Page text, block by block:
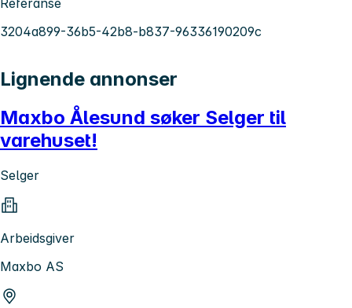
3204a899-36b5-42b8-b837-96336190209c
Lignende annonser
Maxbo Ålesund søker Selger til
varehuset!
Selger
Arbeidsgiver
Maxbo AS